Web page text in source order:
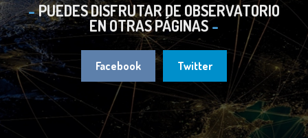
PUEDES DISFRUTAR DE OBSERVATORIO
EN OTRAS PÁGINAS
Facebook Twitter